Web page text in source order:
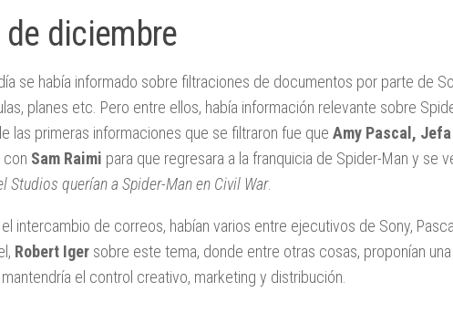
de diciembre
se había informado sobre filtraciones de documentos por parte de
planes etc. Pero entre ellos, había información relevante sobre
las primeras informaciones que se filtraron fue que Amy Pascal,
con Sam Raimi para que regresara a la franquicia de Spider-Man y se
Studios querían a Spider-Man en Civil War.
el intercambio de correos, habían varios entre ejecutivos de Sony,
Robert Iger sobre este tema, donde entre otras cosas, proponían
el control creativo, marketing y distribución.